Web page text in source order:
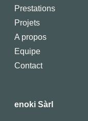
Prestations
Projets
A propos
Equipe
Contact
enoki Sàrl